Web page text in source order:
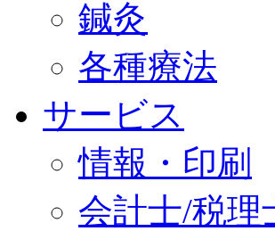
鍼灸
各種療法
サービス
情報・印刷
会計士/税理